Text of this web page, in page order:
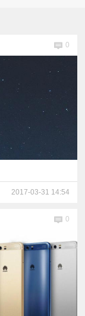
0
2017-03-31 14:54
0